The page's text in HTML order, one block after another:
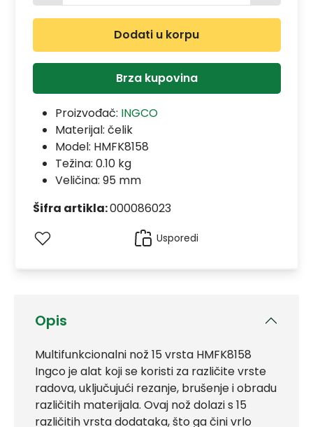
Opis
Multifunkcionalni nož 15 vrsta HMFK8158
Ingco je alat koji se koristi za različite vrste
radova, uključujući rezanje, brušenje i obradu
različitih materijala. Ovaj nož dolazi s 15
različitih vrsta dodataka, što ga čini vrlo
Dodati u korpu
Brza kupovina
Proizvođač: INGCO
Materijal: čelik
Model: HMFK8158
Težina: 0.10 kg
Veličina: 95 mm
Šifra artikla:000086023
Usporedi